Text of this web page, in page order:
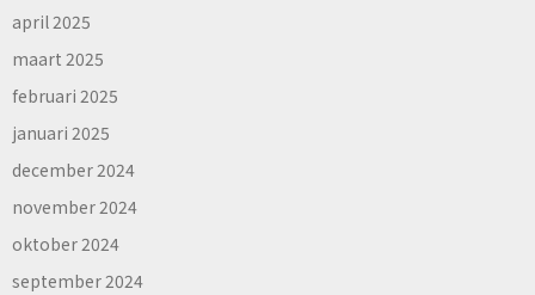
april 2025
maart 2025
februari 2025
januari 2025
december 2024
november 2024
oktober 2024
september 2024